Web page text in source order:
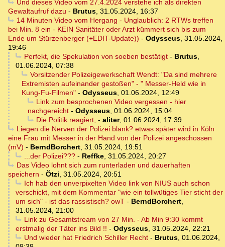
Und dieses Video vom 27.4.2024 verstehe ich als direkten
Gewaltaufruf dazu - Brutus, 31.05.2024, 16:37
14 Minuten Video vom Hergang - Unglaublich: 2 RTWs treffen
bei Min. 8 ein - KEIN Sanitäter oder Arzt kümmert sich bis zum
Ende um Stürzenberger (+EDIT-Update)) - Odysseus, 31.05.2024,
19:46
Perfekt, die Spekulation von soeben bestätigt- Brutus,
01.06.2024, 07:38
Vorsitzender Polizeigewerkschaft Wendt: "Da sind mehrere
Extremisten aufeinander gestoßen" - " Messer-Held wie in
Kung-Fu-Filmen" - Odysseus, 01.06.2024, 12:49
Link zum besprochenen Video vergessen - hier
nachgereicht - Odysseus, 01.06.2024, 15:04
Die Politik reagiert, - aliter, 01.06.2024, 17:39
Liegen die Nerven der Polizei blank? etwas später wird in Köln
eine Frau mit Messer in der Hand von der Polizei angeschossen
(mV) - BerndBorchert, 31.05.2024, 19:51
...der Polizei???- Reffke, 31.05.2024, 20:27
Das Video lohnt sich zum runterladen und dauerhaften
speichern - Ötzi, 31.05.2024, 20:51
Ich hab den unverpixelten Video link von NIUS auch schon
verschickt, mit dem Kommentar "wie ein tollwütiges Tier sticht der
um sich" - ist das rassistisch? owT - BerndBorchert,
31.05.2024, 21:00
Link zu Gesamtstream von 27 Min. - Ab Min 9:30 kommt
erstmalig der Täter ins Bild !! - Odysseus, 31.05.2024, 22:21
Und wieder hat Friedrich Schiller Recht- Brutus, 01.06.2024,